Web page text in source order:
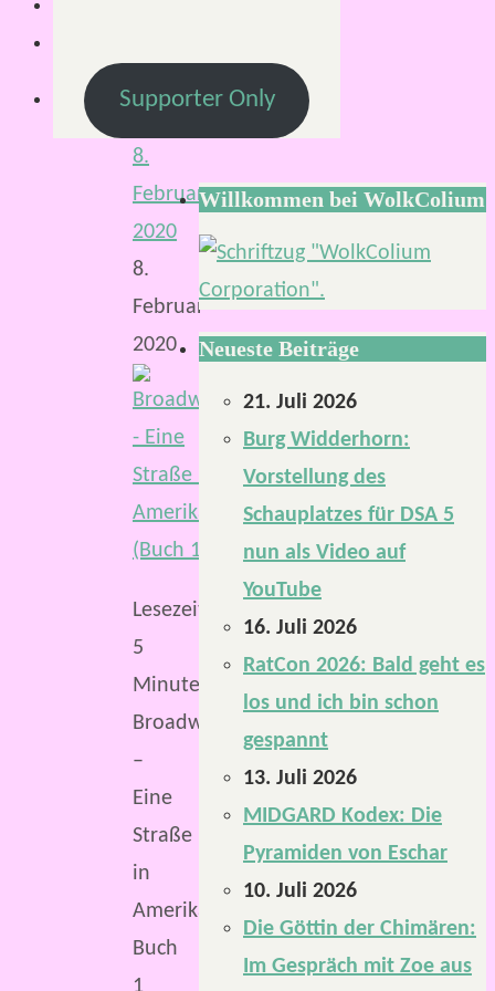
8.
Februar
2020
8.
Februar
2020
Lesezeit:
5
Minuten
Broadway
–
Eine
Straße
in
Amerika.
Buch
1
Supporter Only
Willkommen bei WolkColium
Neueste Beiträge
21. Juli 2026
Burg Widderhorn:
Vorstellung des
Schauplatzes für DSA 5
nun als Video auf
YouTube
16. Juli 2026
RatCon 2026: Bald geht es
los und ich bin schon
gespannt
13. Juli 2026
MIDGARD Kodex: Die
Pyramiden von Eschar
10. Juli 2026
Die Göttin der Chimären:
Im Gespräch mit Zoe aus